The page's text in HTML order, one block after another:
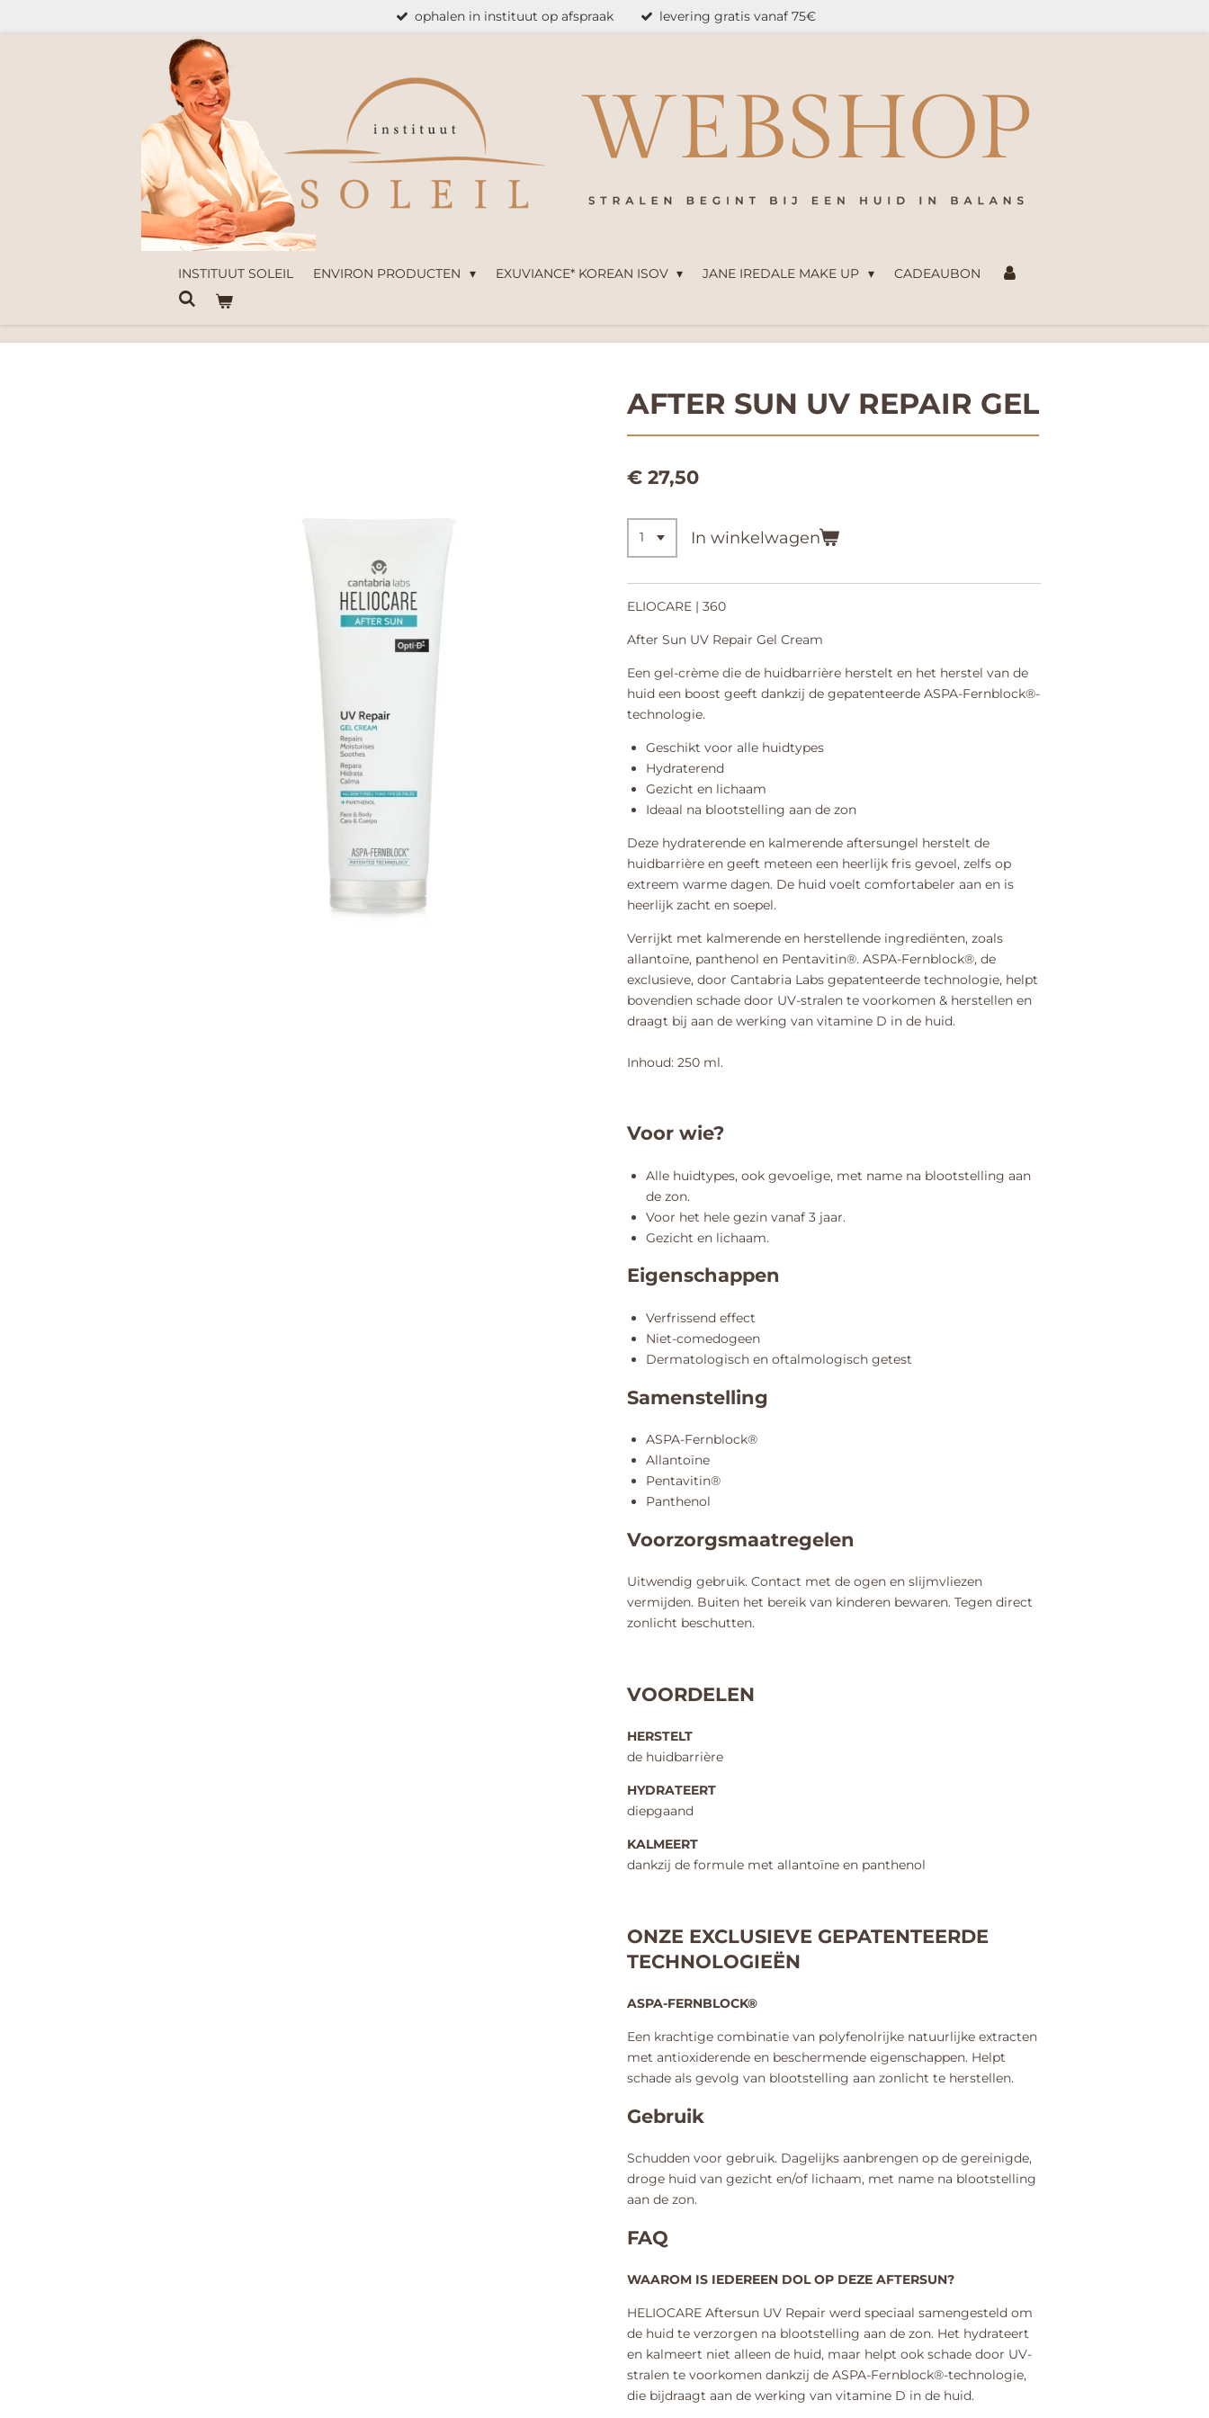
ophalen in instituut op afspraak levering gratis vanaf 75€
INSTITUUT SOLEIL ENVIRON PRODUCTEN EXUVIANCE* KOREAN ISOV JANE IREDALE MAKE UP CADEAUBON
AFTER SUN UV REPAIR GEL
€ 27,50
In winkelwagen
ELIOCARE | 360
After Sun UV Repair Gel Cream
Een gel-crème die de huidbarrière herstelt en het herstel van de
huid een boost geeft dankzij de gepatenteerde ASPA-Fernblock®-
technologie.
Geschikt voor alle huidtypes
Hydraterend
Gezicht en lichaam
Ideaal na blootstelling aan de zon
Deze hydraterende en kalmerende aftersungel herstelt de
huidbarrière en geeft meteen een heerlijk fris gevoel, zelfs op
extreem warme dagen. De huid voelt comfortabeler aan en is
heerlijk zacht en soepel.
Verrijkt met kalmerende en herstellende ingrediënten, zoals
allantoïne, panthenol en Pentavitin®. ASPA-Fernblock®, de
exclusieve, door Cantabria Labs gepatenteerde technologie, helpt
bovendien schade door UV-stralen te voorkomen & herstellen en
draagt bij aan de werking van vitamine D in de huid.
Inhoud: 250 ml.
Voor wie?
Alle huidtypes, ook gevoelige, met name na blootstelling aan
de zon.
Voor het hele gezin vanaf 3 jaar.
Gezicht en lichaam.
Eigenschappen
Verfrissend effect
Niet-comedogeen
Dermatologisch en oftalmologisch getest
Samenstelling
ASPA-Fernblock®
Allantoïne
Pentavitin®
Panthenol
Voorzorgsmaatregelen
Uitwendig gebruik. Contact met de ogen en slijmvliezen
vermijden. Buiten het bereik van kinderen bewaren. Tegen direct
zonlicht beschutten.
VOORDELEN
HERSTELT
de huidbarrière
HYDRATEERT
diepgaand
KALMEERT
dankzij de formule met allantoïne en panthenol
ONZE EXCLUSIEVE GEPATENTEERDE
TECHNOLOGIEËN
ASPA-FERNBLOCK®
Een krachtige combinatie van polyfenolrijke natuurlijke extracten
met antioxiderende en beschermende eigenschappen. Helpt
schade als gevolg van blootstelling aan zonlicht te herstellen.
Gebruik
Schudden voor gebruik. Dagelijks aanbrengen op de gereinigde,
droge huid van gezicht en/of lichaam, met name na blootstelling
aan de zon.
FAQ
WAAROM IS IEDEREEN DOL OP DEZE AFTERSUN?
HELIOCARE Aftersun UV Repair werd speciaal samengesteld om
de huid te verzorgen na blootstelling aan de zon. Het hydrateert
en kalmeert niet alleen de huid, maar helpt ook schade door UV-
stralen te voorkomen dankzij de ASPA-Fernblock®-technologie,
die bijdraagt aan de werking van vitamine D in de huid.